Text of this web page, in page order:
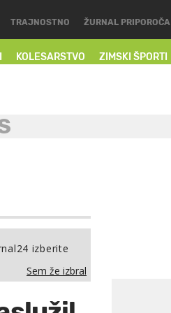
KOLESARSTVO ZIMSKI ŠPORTI
TRAJNOSTNO ŽURNAL PRIPOROČA
izberite
Sem že izbral